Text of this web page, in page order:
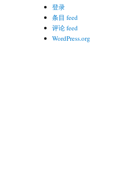
登录
条目 feed
评论 feed
WordPress.org